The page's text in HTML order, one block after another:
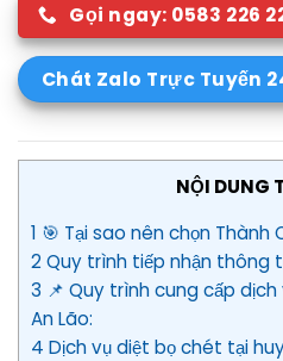
Gọi ngay: 0583 226
Chát Zalo Trực Tuyến
NỘI DUNG
1 🎯 Tại sao nên chọn
2 Quy trình tiếp nhận thông
3 📌 Quy trình cung cấp
An Lão:
4 Dịch vụ diệt bọ chét tại